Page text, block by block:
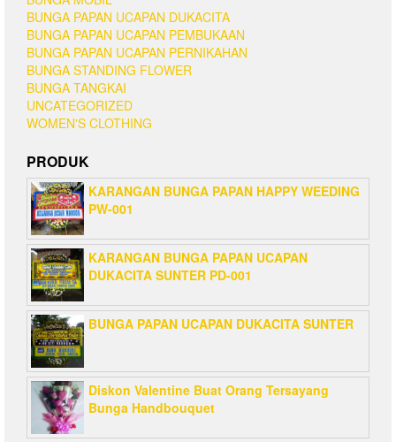
BUNGA PAPAN UCAPAN DUKACITA
BUNGA PAPAN UCAPAN PEMBUKAAN
BUNGA PAPAN UCAPAN PERNIKAHAN
BUNGA STANDING FLOWER
BUNGA TANGKAI
UNCATEGORIZED
WOMEN'S CLOTHING
PRODUK
KARANGAN BUNGA PAPAN HAPPY WEEDING
PW-001
KARANGAN BUNGA PAPAN UCAPAN
DUKACITA SUNTER PD-001
BUNGA PAPAN UCAPAN DUKACITA SUNTER
Diskon Valentine Buat Orang Tersayang
Bunga Handbouquet